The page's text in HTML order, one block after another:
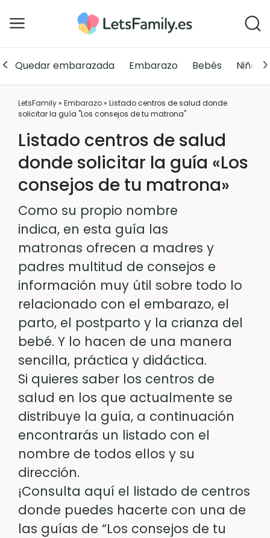
Quedar embarazada Embarazo Bebés Niños
LetsFamily» Embarazo» Listado centros de salud donde
solicitar la guía "Los consejos de tu matrona"
Listado centros de salud
donde solicitar la guía «Los
consejos de tu matrona»
Como su propio nombre
indica, en esta guía las
matronas ofrecen a madres y
padres multitud de consejos e
información muy útil sobre todo lo
relacionado con el embarazo, el
parto, el postparto y la crianza del
bebé. Y lo hacen de una manera
sencilla, práctica y didáctica.
Si quieres saber los centros de
salud en los que actualmente se
distribuye la guía, a continuación
encontrarás un listado con el
nombre de todos ellos y su
dirección.
¡Consulta aquí el listado de centros
donde puedes hacerte con una de
las guías de “Los consejos de tu